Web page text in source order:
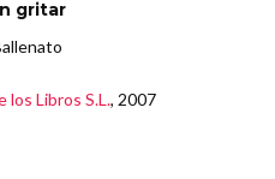
gritar
los Libros S.L., 2007